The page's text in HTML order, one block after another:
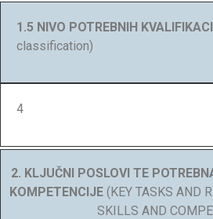
1.5 NIVO POTREBNIH
classification)
4
2. KLJUČNI POSLOVI TE
KOMPETENCIJE(KEY TASKS AND
SKILLS AND